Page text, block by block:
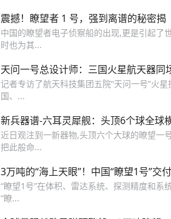
震撼！瞭望者 1 号，强到离谱的秘密揭
中国的瞭望者电子侦察船的出现,更是引起了
时也为其...
天问一号总设计师：三国火星航天器同
记者专访了航天科技集团五院“天问一号”火
国、...
新兵器谱-六耳灵犀舰：头顶6个球全球
近日观注到一新器物,头顶六个大球的暸望一
把此般命...
3万吨的“海上天眼”！中国“瞭望1号”交
“瞭望1号”在体积、雷达系统、探测精度和
“瞭...